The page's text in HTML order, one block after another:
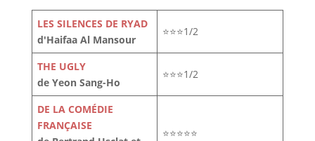
LES SILENCES DE RYAD
d'Haifaa Al Mansour
⭐⭐⭐1/2
THE UGLY
de Yeon Sang-Ho
⭐⭐⭐1/2
DE LA COMÉDIE
FRANÇAISE
⭐⭐⭐⭐⭐